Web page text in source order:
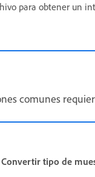
para obtener un
comunes
Convertir tipo de